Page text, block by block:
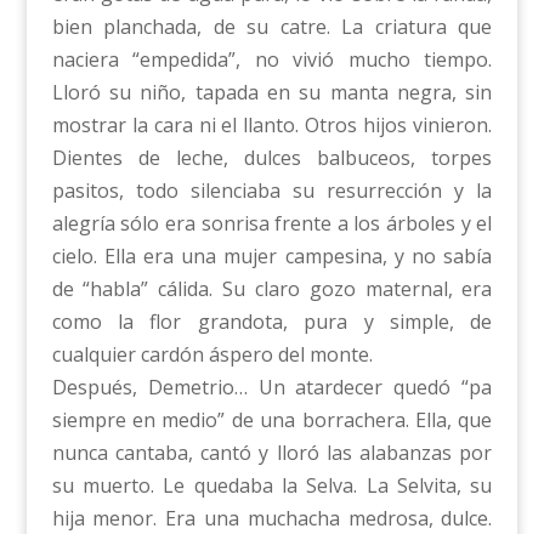
bien planchada, de su catre. La criatura que
naciera “empedida”, no vivió mucho tiempo.
Lloró su niño, tapada en su manta negra, sin
mostrar la cara ni el llanto. Otros hijos vinieron.
Dientes de leche, dulces balbuceos, torpes
pasitos, todo silenciaba su resurrección y la
alegría sólo era sonrisa frente a los árboles y el
cielo. Ella era una mujer campesina, y no sabía
de “habla” cálida. Su claro gozo maternal, era
como la flor grandota, pura y simple, de
cualquier cardón áspero del monte.
Después, Demetrio… Un atardecer quedó “pa
siempre en medio” de una borrachera. Ella, que
nunca cantaba, cantó y lloró las alabanzas por
su muerto. Le quedaba la Selva. La Selvita, su
hija menor. Era una muchacha medrosa, dulce.